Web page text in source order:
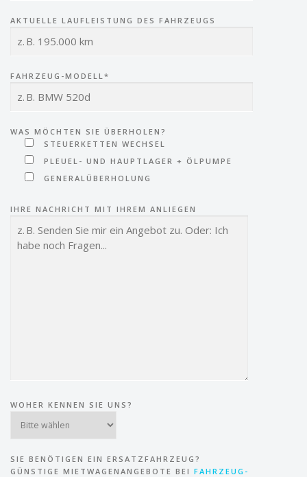
AKTUELLE LAUFLEISTUNG DES FAHRZEUGS
FAHRZEUG-MODELL*
WAS MÖCHTEN SIE ÜBERHOLEN?
STEUERKETTEN WECHSEL
PLEUEL- UND HAUPTLAGER + ÖLPUMPE
GENERALÜBERHOLUNG
IHRE NACHRICHT MIT IHREM ANLIEGEN
WOHER KENNEN SIE UNS?
SIE BENÖTIGEN EIN ERSATZFAHRZEUG?
GÜNSTIGE MIETWAGENANGEBOTE BEI FAHRZEUG-